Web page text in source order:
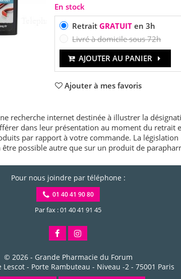
En stock
RetraitGRATUIT en 3h
Livré à domicile sous 72h
AJOUTER AU PANIER
Ajouter à mes favoris
recherche internet destinée à illustrer la
dans leur présentation au moment du retrait
par rapport à votre commande. La
possible autre que sur un produit de
Pour nous joindre par téléphone :
01 40 41 90 80
Par fax : 01 40 41 91 45
© 2026 - Grande Pharmacie du Forum
Lescot - Porte Rambuteau - Niveau -2 - 75001 Paris